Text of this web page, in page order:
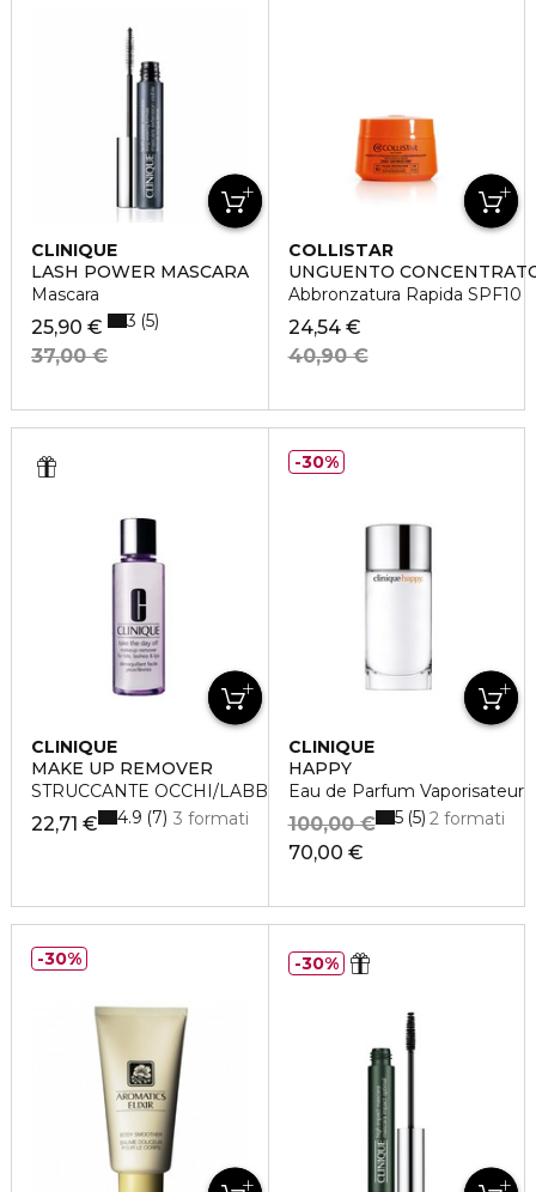
CLINIQUE
LASH POWER MASCARA
Mascara
25,90 €
37,00 €
3 5
COLLISTAR
UNGUENTO
Abbronzatura Rapida SPF10
24,54 €
40,90 €
CLINIQUE
MAKE UP REMOVER
STRUCCANTE OCCHI/LABBRA TAKE THE DAY OFF
22,71 € 3 formati
4.9 7
CLINIQUE
HAPPY
Eau de Parfum Vaporisateur
70,00 €
100,00 € 2 formati
5 5
30%
30% 30%